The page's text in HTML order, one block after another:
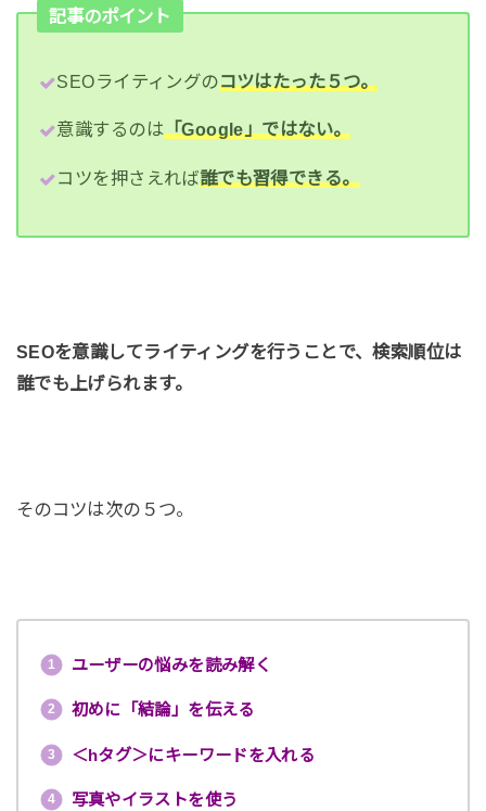
記事のポイント
SEOライティングのコツはたった５つ。
意識するのは「Google」ではない。
コツを押さえれば誰でも習得できる。
SEOを意識してライティングを行うことで、検索順位は
誰でも上げられます。
そのコツは次の５つ。
ユーザーの悩みを読み解く
初めに「結論」を伝える
＜hタグ＞にキーワードを入れる
写真やイラストを使う